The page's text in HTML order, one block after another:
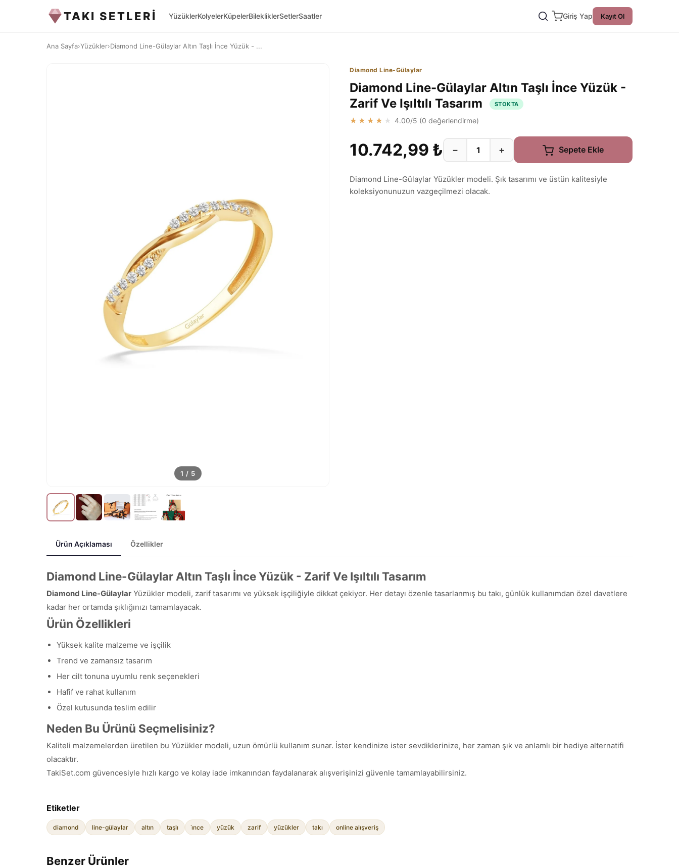
TAKI SETLERİ YüzüklerKolyelerKüpelerBilekliklerSetlerSaatler Giriş Yap Kayıt Ol
Ana Sayfa›Yüzükler›Diamond Line-Gülaylar Altın Taşlı İnce Yüzük - ...
1 / 5
Diamond Line-Gülaylar
Diamond Line-Gülaylar Altın Taşlı İnce Yüzük -
Zarif Ve Işıltılı Tasarım
STOKTA
★★★★★ 4.00/5 (0 değerlendirme)
10.742,99 ₺ − + Sepete Ekle
Diamond Line-Gülaylar Yüzükler modeli. Şık tasarımı ve üstün kalitesiyle
koleksiyonunuzun vazgeçilmezi olacak.
Ürün Açıklaması Özellikler
Diamond Line-Gülaylar Altın Taşlı İnce Yüzük - Zarif Ve Işıltılı Tasarım
Diamond Line-Gülaylar Yüzükler modeli, zarif tasarımı ve yüksek işçiliğiyle dikkat çekiyor. Her detayı özenle tasarlanmış bu takı, günlük kullanımdan özel davetlere
kadar her ortamda şıklığınızı tamamlayacak.
Ürün Özellikleri
Yüksek kalite malzeme ve işçilik
Trend ve zamansız tasarım
Her cilt tonuna uyumlu renk seçenekleri
Hafif ve rahat kullanım
Özel kutusunda teslim edilir
Neden Bu Ürünü Seçmelisiniz?
Kaliteli malzemelerden üretilen bu Yüzükler modeli, uzun ömürlü kullanım sunar. İster kendinize ister sevdiklerinize, her zaman şık ve anlamlı bir hediye alternatifi
olacaktır.
TakiSet.com güvencesiyle hızlı kargo ve kolay iade imkanından faydalanarak alışverişinizi güvenle tamamlayabilirsiniz.
Etiketler
diamond line-gülaylar altın taşlı i̇nce yüzük zarif yüzükler takı online alışveriş
Benzer Ürünler